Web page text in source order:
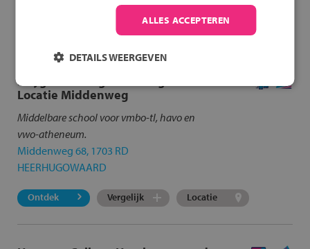
Huygens College Heerhugowaard
Locatie Middenweg
Middelbare school voor vmbo-tl, havo en
vwo-atheneum.
Middenweg 68, 1703 RD
HEERHUGOWAARD
Ontdek Vergelijk Locatie
ALLES ACCEPTEREN
DETAILS WEERGEVEN